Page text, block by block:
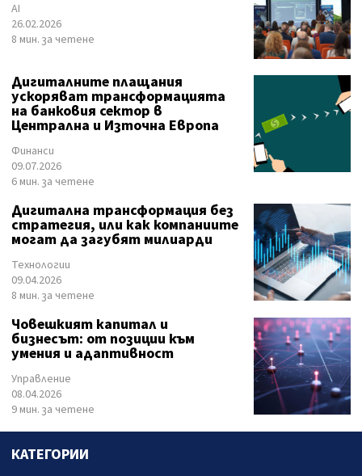
AI
26.02.2026
8 мин. за четене
Дигиталните плащания
ускоряват трансформацията
на банковия сектор в
Централна и Източна Европа
Финанси
09.07.2026
6 мин. за четене
Дигитална трансформация без
стратегия, или как компаниите
могат да загубят милиарди
Технологии
09.04.2026
8 мин. за четене
Човешкият капитал и
бизнесът: от позиции към
умения и адаптивност
Управление
08.04.2026
9 мин. за четене
КАТЕГОРИИ